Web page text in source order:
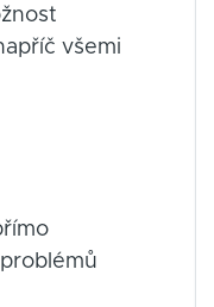
všemi